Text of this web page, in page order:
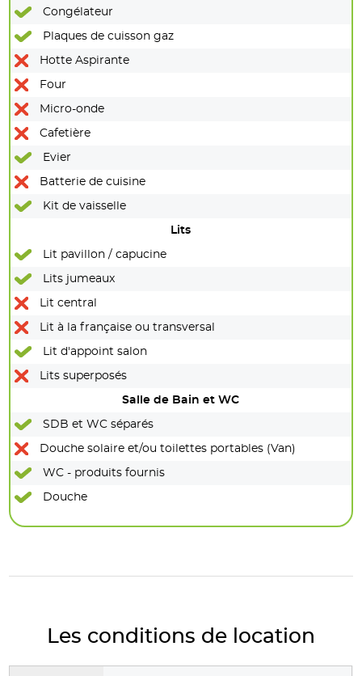
Congélateur
Plaques de cuisson gaz
Hotte Aspirante
Four
Micro-onde
Cafetière
Evier
Batterie de cuisine
Kit de vaisselle
Lits
Lit pavillon / capucine
Lits jumeaux
Lit central
Lit à la française ou transversal
Lit d'appoint salon
Lits superposés
Salle de Bain et WC
SDB et WC séparés
Douche solaire et/ou toilettes portables (Van)
WC - produits fournis
Douche
Les conditions de location